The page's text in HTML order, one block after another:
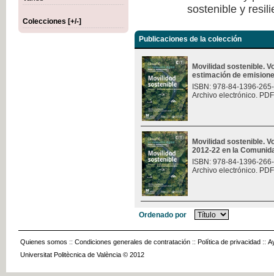
Colecciones [+/-]
sostenible y
Publicaciones de la colección
Movilidad sostenible.
estimación de
ISBN: 978-84-1396-
Archivo electrónico.
Movilidad sostenible.
2012-22 en la
ISBN: 978-84-1396-
Archivo electrónico.
Ordenado por
Quienes somos :: Condiciones generales de contratación :: Política de privacidad ::
Universitat Politècnica de València © 2012